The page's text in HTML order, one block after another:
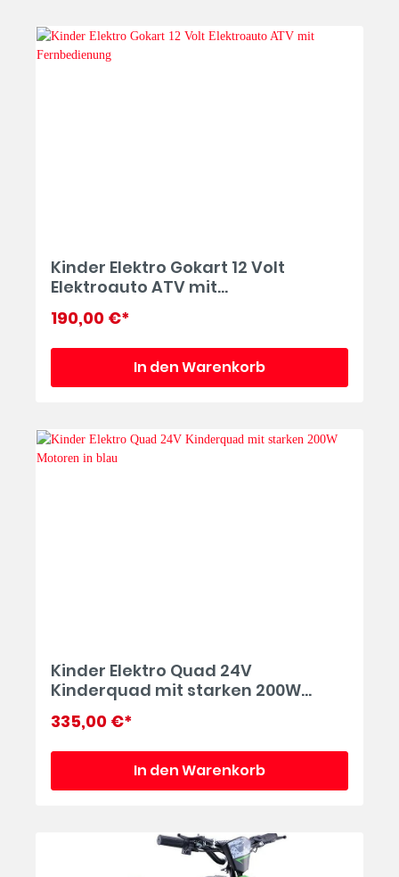
Kinder Elektro Gokart 12 Volt
Elektroauto ATV mit
Fernbedienung
190,00 €*
In den Warenkorb
Kinder Elektro Quad 24V
Kinderquad mit starken 200W
Motoren in blau
335,00 €*
In den Warenkorb